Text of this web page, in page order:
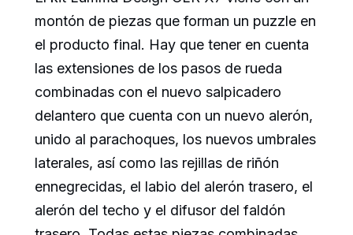
montón de piezas que forman un puzzle en
el producto final. Hay que tener en cuenta
las extensiones de los pasos de rueda
combinadas con el nuevo salpicadero
delantero que cuenta con un nuevo alerón,
unido al parachoques, los nuevos umbrales
laterales, así como las rejillas de riñón
ennegrecidas, el labio del alerón trasero, el
alerón del techo y el difusor del faldón